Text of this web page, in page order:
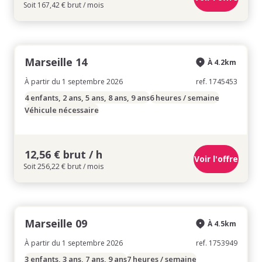
Soit 167,42 € brut / mois
Marseille 14
À partir du 1 septembre 2026
À 4.2km
ref. 1745453
4 enfants, 2 ans, 5 ans, 8 ans, 9 ans6 heures / semaine
Véhicule nécessaire
12,56 € brut / h
Soit 256,22 € brut / mois
Voir l'offre
Marseille 09
À partir du 1 septembre 2026
À 4.5km
ref. 1753949
3 enfants, 3 ans, 7 ans, 9 ans7 heures / semaine